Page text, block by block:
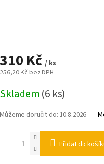
310 Kč / ks
256,20 Kč bez DPH
cena:
Skladem (6 ks)
Můžeme doručit do: 10.8.2026
Přidat do